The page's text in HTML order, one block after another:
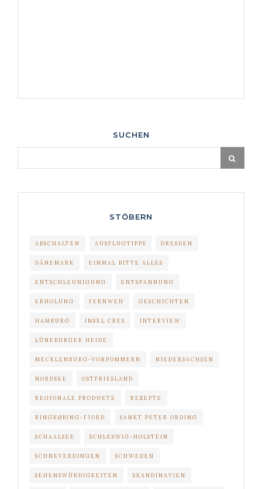
SUCHEN
STÖBERN
ABSCHALTEN AUSFLUGTIPPS DRESDEN
DÄNEMARK EINMAL BITTE ALLES
ENTSCHLEUNIGUNG ENTSPANNUNG
ERHOLUNG FERNWEH GESCHICHTEN
HAMBURG INSEL CRES INTERVIEW
LÜNEBURGER HEIDE
MECKLENBURG-VORPOMMERN NIEDERSACHSEN
NORDSEE OSTFRIESLAND
REGIONALE PRODUKTE REZEPTE
RINGKØBING-FJORD SANKT PETER ORDING
SCHAALSEE SCHLESWIG-HOLSTEIN
SCHNEVERDINGEN SCHWEDEN
SEHENSWÜRDIGKEITEN SKANDINAVIEN